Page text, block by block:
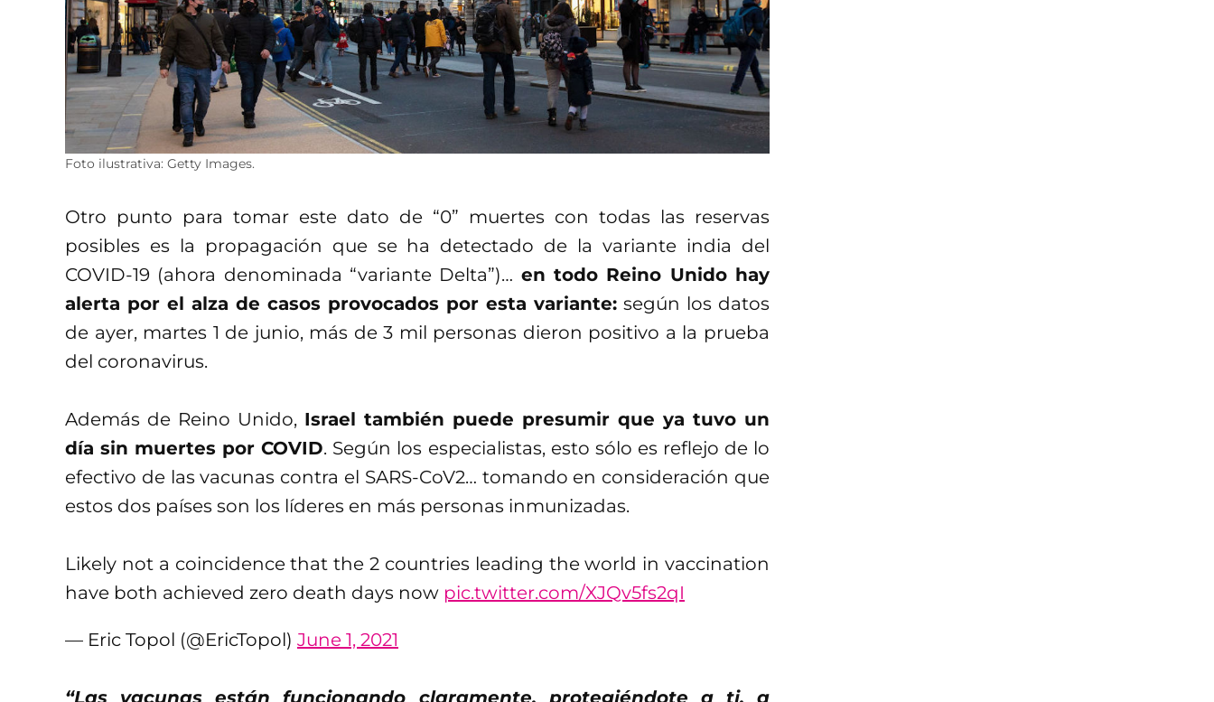
Foto ilustrativa: Getty Images.
Otro punto para tomar este dato de “0” muertes con todas las reservas
posibles es la propagación que se ha detectado de la variante india del
COVID-19 (ahora denominada “variante Delta”)… en todo Reino Unido hay
alerta por el alza de casos provocados por esta variante: según los datos
de ayer, martes 1 de junio, más de 3 mil personas dieron positivo a la prueba
del coronavirus.
Además de Reino Unido, Israel también puede presumir que ya tuvo un
día sin muertes por COVID. Según los especialistas, esto sólo es reflejo de lo
efectivo de las vacunas contra el SARS-CoV2… tomando en consideración que
estos dos países son los líderes en más personas inmunizadas.
Likely not a coincidence that the 2 countries leading the world in vaccination
have both achieved zero death days now pic.twitter.com/XJQv5fs2qI
— Eric Topol (@EricTopol) June 1, 2021
“Las vacunas están funcionando claramente, protegiéndote a ti, a